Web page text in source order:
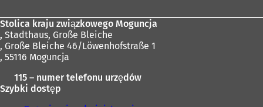
Stolica kraju związkowego Moguncja
, Stadthaus, Große Bleiche
, Große Bleiche 46/Löwenhofstraße 1
, 55116 Moguncja
115 – numer telefonu urzędów
Szybki dostęp